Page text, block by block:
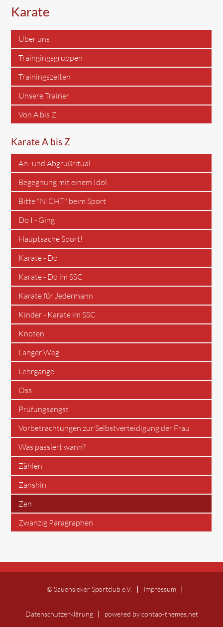
Karate
Über uns
Traingingsgruppen
Trainingszeiten
Unsere Trainer
Von A bis Z
Karate A bis Z
An- und Abgrußritual
Begegnung mit einem Idol
Bitte "NICHT" beim Sport
Do I - Ging
Hauptsache Sport!
Karate - Do
Karate - Do im SSC
Karate für Jedermann
Kinder - Karate im SSC
Knoten
Langer Weg
Lehrgänge
Oss
Prüfungsangst
Vorbetrachtungen zur Selbstverteidigung der Frau
Was passiert wann?
Zählen
Zanshin
Zen
Zwanzig Paragraphen
© Sauensieker Sportclub e.V. Impressum
Datenschutzerklärung powered bycontao-themes.net